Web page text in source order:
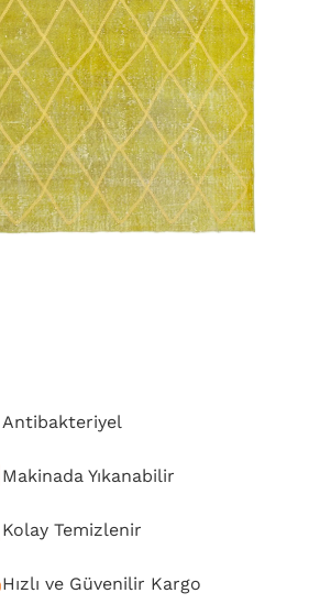
Antibakteriyel
Makinada Yıkanabilir
Kolay Temizlenir
Hızlı ve Güvenilir Kargo